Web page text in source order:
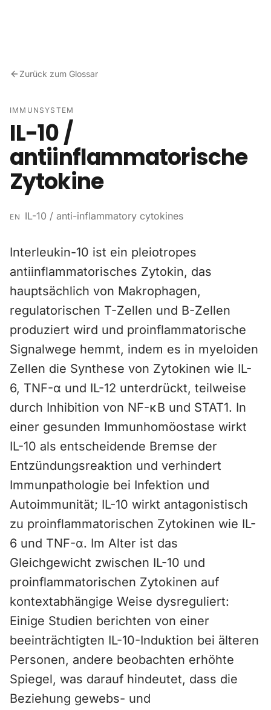
Zurück zum Glossar
IMMUNSYSTEM
IL-10 /
antiinflammatorische
Zytokine
EN IL-10 / anti-inflammatory cytokines
Interleukin-10 ist ein pleiotropes
antiinflammatorisches Zytokin, das
hauptsächlich von Makrophagen,
regulatorischen T-Zellen und B-Zellen
produziert wird und proinflammatorische
Signalwege hemmt, indem es in myeloiden
Zellen die Synthese von Zytokinen wie IL-
6, TNF-α und IL-12 unterdrückt, teilweise
durch Inhibition von NF-κB und STAT1. In
einer gesunden Immunhomöostase wirkt
IL-10 als entscheidende Bremse der
Entzündungsreaktion und verhindert
Immunpathologie bei Infektion und
Autoimmunität; IL-10 wirkt antagonistisch
zu proinflammatorischen Zytokinen wie IL-
6 und TNF-α. Im Alter ist das
Gleichgewicht zwischen IL-10 und
proinflammatorischen Zytokinen auf
kontextabhängige Weise dysreguliert:
Einige Studien berichten von einer
beeinträchtigten IL-10-Induktion bei älteren
Personen, andere beobachten erhöhte
Spiegel, was darauf hindeutet, dass die
Beziehung gewebs- und